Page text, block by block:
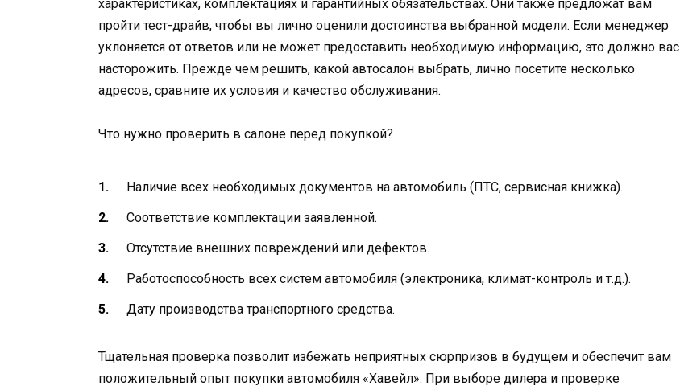
характеристиках, комплектациях и гарантийных обязательствах. Они также предложат вам
пройти тест-драйв, чтобы вы лично оценили достоинства выбранной модели. Если менеджер
уклоняется от ответов или не может предоставить необходимую информацию, это должно вас
насторожить. Прежде чем решить, какой автосалон выбрать, лично посетите несколько
адресов, сравните их условия и качество обслуживания.
Что нужно проверить в салоне перед покупкой?
Наличие всех необходимых документов на автомобиль (ПТС, сервисная книжка).
Соответствие комплектации заявленной.
Отсутствие внешних повреждений или дефектов.
Работоспособность всех систем автомобиля (электроника, климат-контроль и т.д.).
Дату производства транспортного средства.
Тщательная проверка позволит избежать неприятных сюрпризов в будущем и обеспечит вам
положительный опыт покупки автомобиля «Хавейл». При выборе дилера и проверке